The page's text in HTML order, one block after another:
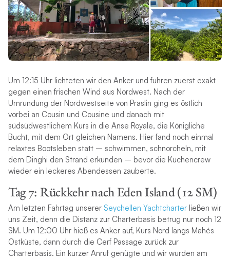
Um 12:15 Uhr lichteten wir den Anker und fuhren zuerst exakt
gegen einen frischen Wind aus Nordwest. Nach der
Umrundung der Nordwestseite von Praslin ging es östlich
vorbei an Cousin und Cousine und danach mit
südsüdwestlichem Kurs in die Anse Royale, die Königliche
Bucht, mit dem Ort gleichen Namens. Hier fand noch einmal
relaxtes Bootsleben statt – schwimmen, schnorcheln, mit
dem Dinghi den Strand erkunden – bevor die Küchencrew
wieder ein leckeres Abendessen zauberte.
Tag 7: Rückkehr nach Eden Island (12 SM)
Am letzten Fahrtag unserer Seychellen Yachtcharterließen wir
uns Zeit, denn die Distanz zur Charterbasis betrug nur noch 12
SM. Um 12:00 Uhr hieß es Anker auf, Kurs Nord längs Mahés
Ostküste, dann durch die Cerf Passage zurück zur
Charterbasis. Ein kurzer Anruf genügte und wir wurden am